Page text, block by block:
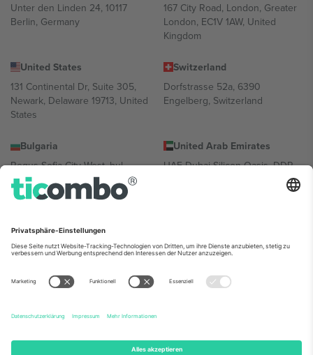
Unter den Linden 24, 10117
Berlin, Germany
167 City Road, London, Greater
London, EC1V 1AW, United
Kingdom
United States
131 Continental Dr, Suite 305,
Newark, Delaware 19713, United
States
Switzerland
Dorfstrasse 52a, 6390
Engelberg, Switzerland
Bulgaria
Regus Sofia City West, bul
Totleben 53-55, 1606 Sofia,
Bulgaria
United Arab Emirates
UAE Dubai Silicon Oasis, DDP
Building A1, Office 302, Dubai,
Mexico
Av Chapultepec 360, Roma
Norte, Cuauhtémoc, 06700
Ciudad de México, CDMX,
Mexico
Die juristische Person des Plattformanbieters kann je nach
Informationen finden Sie auf der jeweiligen Veranstaltungsseite, im